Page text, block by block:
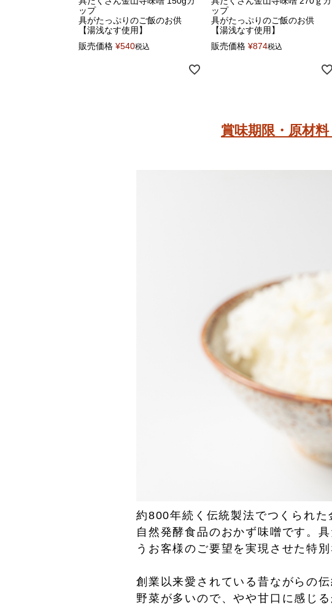
ップ
具がたっぷりのご飯のお供
【湯浅なす使用】
販売価格 ¥540税込
ップ
具がたっぷりのご飯のお供
【湯浅なす使用】
販売価格 ¥874税込
賞味期限・原材
約800年続く伝統製法でつくられ
自然発酵食品のおかず味噌です。
うお客様のご要望を実現させた特別
創業以来愛されている昔ながらの
野菜が多いので、やや甘口に感じる